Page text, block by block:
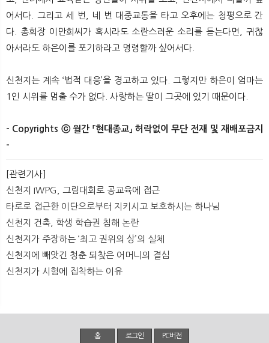
어서다. 그리고 세 번, 네 번 대중교통을 타고 오후에는 청평으로 간
다. 총회장 이만희씨가 혹시라도 소란스러운 소리를 듣는다면, 귀찮
아서라도 하은이를 포기하라고 명령할까 싶어서다.
신천지는 계속 ‘법적 대응’을 경고하고 있다. 그렇지만 하은이 엄마는
1인 시위를 멈출 수가 없다. 사랑하는 딸이 그곳에 있기 때문이다.
- Copyrights ⓒ 월간 「현대종교」 허락없이 무단 전재 및 재배포금지
-​ ​
[관련기사]
신천지 IWPG, 그림대회로 공교육에 접근
타로로 접근한 이단으로부터 지키시고 보호하시는 하나님
신천지 건축, 학생 학습권 침해 논란
신천지가 주장하는 ‘최고 권위의 상’의 실체
신천지에 빼앗긴 청춘 되찾은 어머니의 결심
신천지가 시험에 집착하는 이유
홈 로그인 PC버전